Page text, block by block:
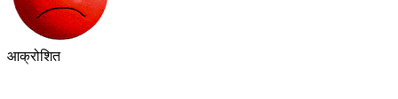
आक्रोशित